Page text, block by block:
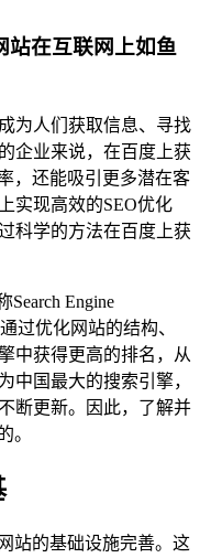
站在互联网上如鱼
为人们获取信息、寻找
企业来说，在百度上获
，还能吸引更多潜在客
实现高效的SEO优化
科学的方法在百度上获
Engine
过优化网站的结构、
中获得更高的排名，从
中国最大的搜索引擎，
断更新。因此，了解并
。
站的基础设施完善。这